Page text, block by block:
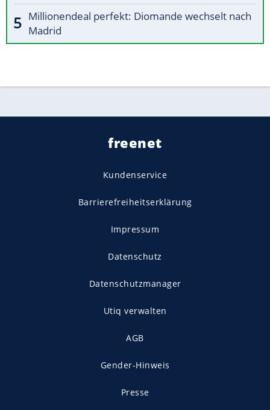
Millionendeal perfekt: Diomande wechselt nach
Madrid
freenet
Kundenservice
Barrierefreiheitserklärung
Impressum
Datenschutz
Datenschutzmanager
Utiq verwalten
AGB
Gender-Hinweis
Presse